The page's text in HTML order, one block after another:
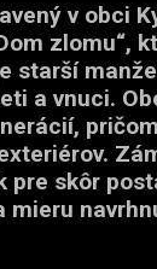
v obci
zlomu“,
starší
a vnuci.
pre skôr
mieru